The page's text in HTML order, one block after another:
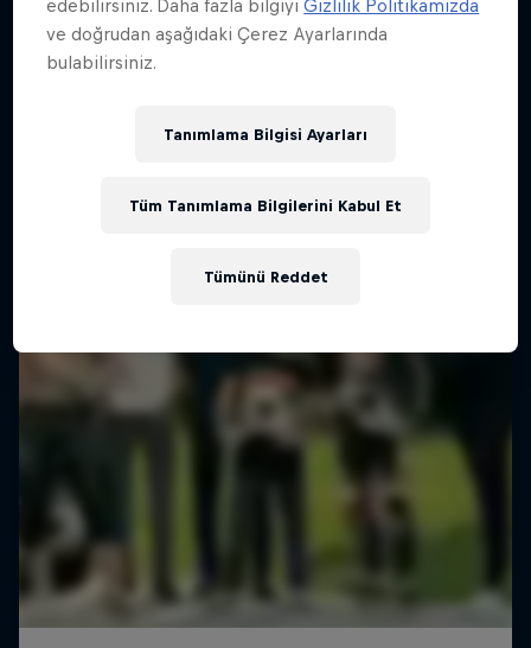
Carson Brown'ın Red Bull Erzbergrodeo'daki
edebilirsiniz. Daha fazla bilgiyiGizlilik Politikamızda
ve doğrudan aşağıdaki Çerez Ayarlarında
bulabilirsiniz.
Tanımlama Bilgisi Ayarları
Tümünü Reddet
Tüm Tanımlama Bilgilerini Kabul Et